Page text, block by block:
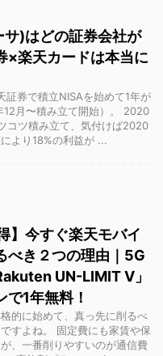
)はどの証券会社が
×楽天カードは本当に
証券で積立NISAを始めて1年が
12月〜積み立て開始）。 2020
コツ積み立て、気付けば2020
より18%の利益が ...
】今すぐ楽天モバイ
べき２つの理由｜5G
UN-LIMIT V」
で1年無料！
的に始めて、真っ先に削るべ
すよね。 固定費にも家賃や保
、一番削りやすいのが通信費